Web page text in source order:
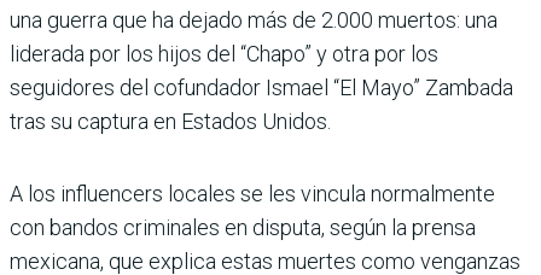
una guerra que ha dejado más de 2.000 muertos: una
liderada por los hijos del “Chapo” y otra por los
seguidores del cofundador Ismael “El Mayo” Zambada
tras su captura en Estados Unidos.
A los influencers locales se les vincula normalmente
con bandos criminales en disputa, según la prensa
mexicana, que explica estas muertes como venganzas